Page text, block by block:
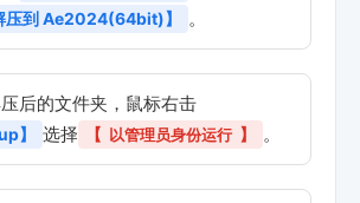
压到 Ae2024(64bit)】 。
后的文件夹，鼠标右击
】 选择 【 以管理员身份运行 】 。